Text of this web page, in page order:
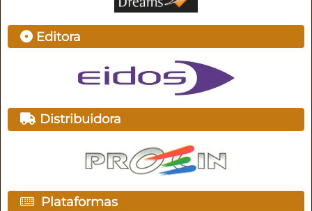
Editora
Distribuidora
Plataformas